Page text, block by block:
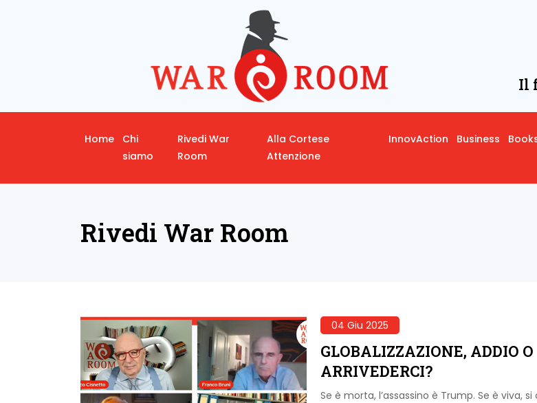
Il
Home
Chi
siamo
Rivedi War
Room
Alla Cortese
Attenzione
InnovAction Business
Rivedi War Room
04 Giu 2025
GLOBALIZZAZIONE, ADDIO O
ARRIVEDERCI?
Se è morta, l’assassino è Trump. Se è viva,